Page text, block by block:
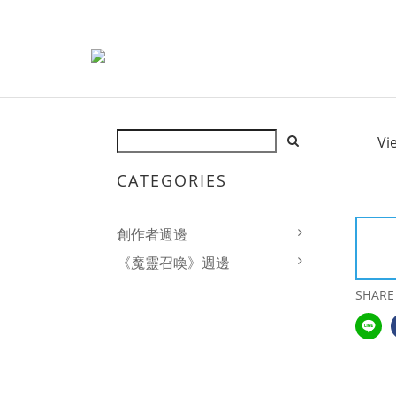
CATEGORIES
創作者週邊
《魔靈召喚》週邊
SHARE